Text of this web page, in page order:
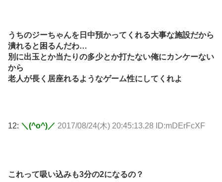
うちのジーちゃんを日中預かってくれる大事な施設だから
潰れると困るんだわ…
別に出玉とか当たりの多少とか打たない俺にカンケーない
から
老人が長く居座れるようなゲーム性にしてくれよ
12: ＼(^o^)／ 2017/08/24(木) 20:45:13.28 ID:mDErFcXF
これって吸い込みも3分の2になるの？